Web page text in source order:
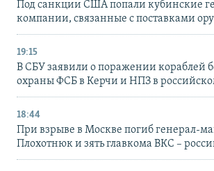
Под санкции США попали кубинские
компании, связанные с поставками
19:15
В СБУ заявили о поражении кораблей
охраны ФСБ в Керчи и НПЗ в
18:44
При взрыве в Москве погиб генерал-
Плохотнюк и зять главкома ВКС –